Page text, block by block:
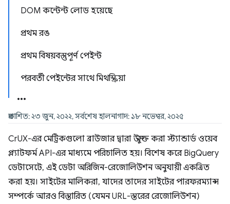
DOM কন্টেন্ট লোড হয়েছে
প্রথম রঙ
প্রথম বিষয়বস্তুপূর্ণ পেইন্ট
পরবর্তী পেইন্টের সাথে মিথস্ক্রিয়া
প্রকাশিত: ২৩ জুন, ২০২২, সর্বশেষ হালনাগাদ: ১৮ নভেম্বর, ২০২৫
CrUX-এর মেট্রিকগুলো ব্রাউজার দ্বারা উন্মুক্ত করা স্ট্যান্ডার্ড ওয়েব
প্ল্যাটফর্ম API-এর মাধ্যমে পরিচালিত হয়। বিশেষ করে BigQuery
ডেটাসেটে, এই ডেটা অরিজিন-রেজোলিউশন অনুযায়ী একত্রিত
করা হয়। সাইটের মালিকরা, যাদের তাদের সাইটের পারফরম্যান্স
সম্পর্কে আরও বিস্তারিত (যেমন URL-স্তরের রেজোলিউশন)